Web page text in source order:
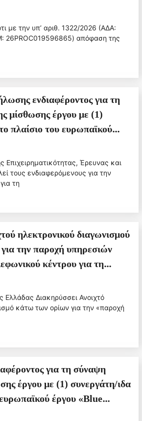
με την υπ’ αριθ. 1322/2026 (ΑΔΑ:
απόφαση της
ενδιαφέροντος για τη
μίσθωσης έργου με (1)
πλαίσιο του ευρωπαϊκού
Science, Technology,
Mathematics in Europe
Γυναίκες για την Επιστήμη,
Μηχανική και τα
Ευρώπη», στο πλαίσιο του
Επιχειρηματικότητας, Έρευνας και
τους ενδιαφερόμενους για την
τη
ηλεκτρονικού διαγωνισμού
την παροχή υπηρεσιών
κέντρου για τη
και Επικοινωνιών της
μήνες
Ελλάδας Διακηρύσσει Ανοιχτό
κάτω των ορίων για την «παροχή
για τη σύναψη
έργου με (1) συνεργάτη/ιδα
έργου «Blue
and